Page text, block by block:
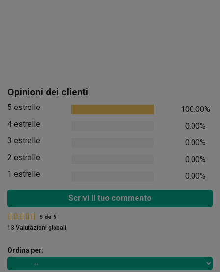
Opinioni dei clienti
5 estrelle
100.00%
4 estrelle
0.00%
3 estrelle
0.00%
2 estrelle
0.00%
1 estrelle
0.00%
Scrivi il tuo commento
5 de 5
13 Valutazioni globali
Ordina per: